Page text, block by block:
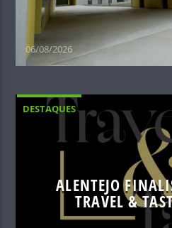
06/08/2026
DESTAQUES
ALENTEJO
TRAVEL &